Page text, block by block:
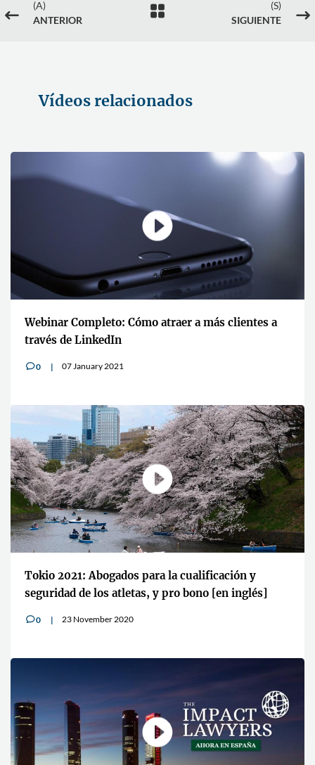
#
(A)
ANTERIOR

(S)
SIGUIENTE
$
Vídeos relacionados
Webinar Completo: Cómo atraer a más clientes a
través de LinkedIn
v0 07 January 2021
Tokio 2021: Abogados para la cualificación y
seguridad de los atletas, y pro bono [en inglés]
v0 23 November 2020